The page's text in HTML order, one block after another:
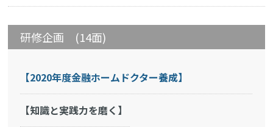
研修企画 (14面)
【2020年度金融ホームドクター養成】
【知識と実践力を磨く】